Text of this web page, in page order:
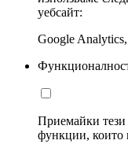
уебсайт:
Google
Приемайки
функции, които